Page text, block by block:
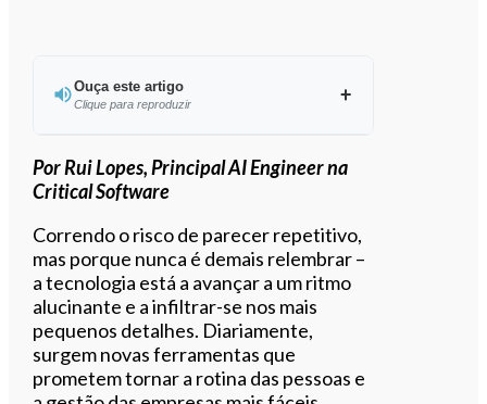
Ouça este artigo
Clique para reproduzir
Ouvir este artigo
Por Rui Lopes, Principal AI Engineer na
Critical Software
Correndo o risco de parecer repetitivo,
mas porque nunca é demais relembrar –
a tecnologia está a avançar a um ritmo
alucinante e a infiltrar-se nos mais
pequenos detalhes. Diariamente,
surgem novas ferramentas que
prometem tornar a rotina das pessoas e